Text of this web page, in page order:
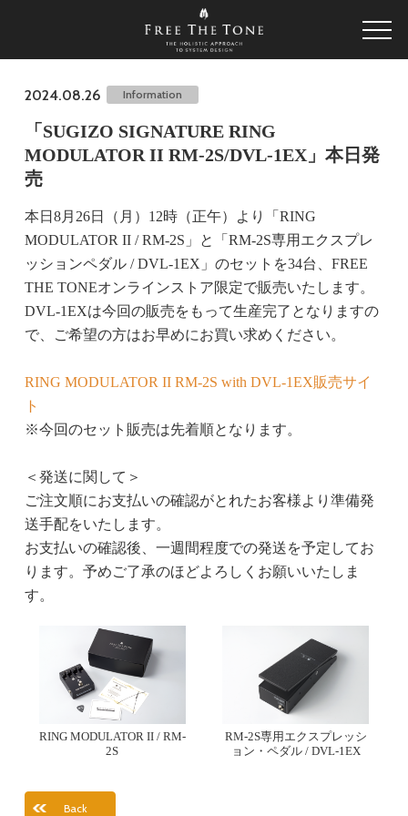
2024.08.26 Information
「SUGIZO SIGNATURE RING
MODULATOR II RM-2S/DVL-1EX」本日発
売
本日8月26日（月）12時（正午）より「RING
MODULATOR II / RM-2S」と「RM-2S専用エクスプレ
ッションペダル / DVL-1EX」のセットを34台、FREE
THE TONEオンラインストア限定で販売いたします。
DVL-1EXは今回の販売をもって生産完了となりますの
で、ご希望の方はお早めにお買い求めください。
RING MODULATOR II RM-2S with DVL-1EX販売サイ
ト
※今回のセット販売は先着順となります。
＜発送に関して＞
ご注文順にお支払いの確認がとれたお客様より準備発
送手配をいたします。
お支払いの確認後、一週間程度での発送を予定してお
ります。予めご了承のほどよろしくお願いいたしま
す。
RING MODULATOR II / RM-
2S
RM-2S専用エクスプレッシ
ョン・ペダル / DVL-1EX
Back